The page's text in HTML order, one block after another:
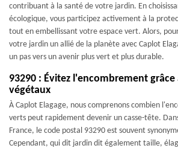
contribuant à la santé de votre jardin. En
écologique, vous participez activement à la
tout en embellissant votre espace vert. Alors,
votre jardin un allié de la planète avec Caplot
un pas vers un avenir plus vert et plus durable.
93290 : Évitez l'encombrement
végétaux
À Caplot Elagage, nous comprenons combien
verts peut rapidement devenir un casse-tête.
France, le code postal 93290 est souvent
Cependant, qui dit jardin dit également taille,